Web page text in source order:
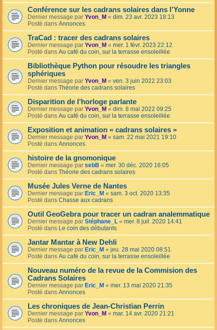
Conférence sur les cadrans solaires dans l’Yonne
Dernier message par Yvon_M « dim. 23 avr. 2023 18:13
Posté dans Annonces
TraCad : tracer des cadrans solaires
Dernier message par Yvon_M « mer. 1 févr. 2023 22:12
Posté dans Au café du coin, sur la terrasse ensoleillée
Bibliothèque Python pour résoudre les triangles
sphériques
Dernier message par Yvon_M « ven. 3 juin 2022 23:03
Posté dans Théorie des cadrans solaires
Disparition de l’horloge parlante
Dernier message par Yvon_M « dim. 8 mai 2022 09:25
Posté dans Au café du coin, sur la terrasse ensoleillée
Exposition et animation « cadrans solaires »
Dernier message par Yvon_M « sam. 22 mai 2021 19:10
Posté dans Annonces
histoire de la gnomonique
Dernier message par sebB « mer. 30 déc. 2020 16:05
Posté dans Théorie des cadrans solaires
Musée Jules Verne de Nantes
Dernier message par Eric_M « sam. 3 oct. 2020 13:35
Posté dans Chasse aux cadrans
Outil GeoGebra pour tracer un cadran analemmatique
Dernier message par Stéphane_L « mer. 8 juil. 2020 14:41
Posté dans Le coin des débutants
Jantar Mantar à New Dehli
Dernier message par Eric_M « jeu. 28 mai 2020 08:51
Posté dans Au café du coin, sur la terrasse ensoleillée
Nouveau numéro de la revue de la Commision des
Cadrans Solaires
Dernier message par Eric_M « mer. 13 mai 2020 21:35
Posté dans Annonces
Les chroniques de Jean-Christian Perrin
Dernier message par Yvon_M « mar. 14 avr. 2020 21:21
Posté dans Annonces